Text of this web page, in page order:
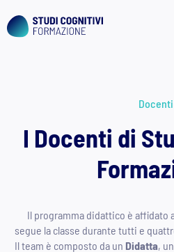
Docenti
I Docenti di
Il programma didattico è affidato
segue la classe durante tutti e
Il team è composto da un Didatta, un